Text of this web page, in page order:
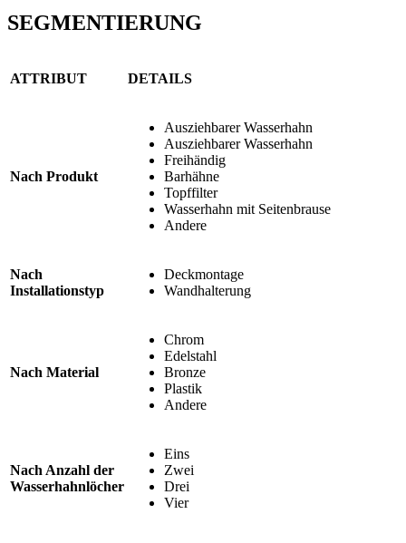
SEGMENTIERUNG
ATTRIBUT DETAILS
Nach Produkt
Ausziehbarer Wasserhahn
Ausziehbarer Wasserhahn
Freihändig
Barhähne
Topffilter
Wasserhahn mit Seitenbrause
Andere
Nach
Installationstyp
Deckmontage
Wandhalterung
Nach Material
Chrom
Edelstahl
Bronze
Plastik
Andere
Nach Anzahl der
Wasserhahnlöcher
Eins
Zwei
Drei
Vier